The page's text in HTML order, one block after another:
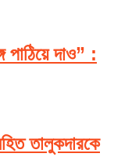
পাঠিয়ে দাও” :
তালুকদারকে